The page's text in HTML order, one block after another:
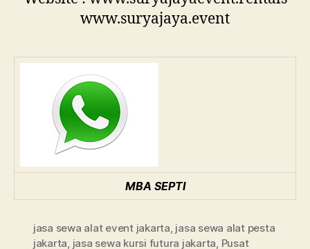
www.suryajaya.event
MBA SEPTI
jasa sewa alat event jakarta, jasa sewa alat pesta
jakarta, jasa sewa kursi futura jakarta, Pusat